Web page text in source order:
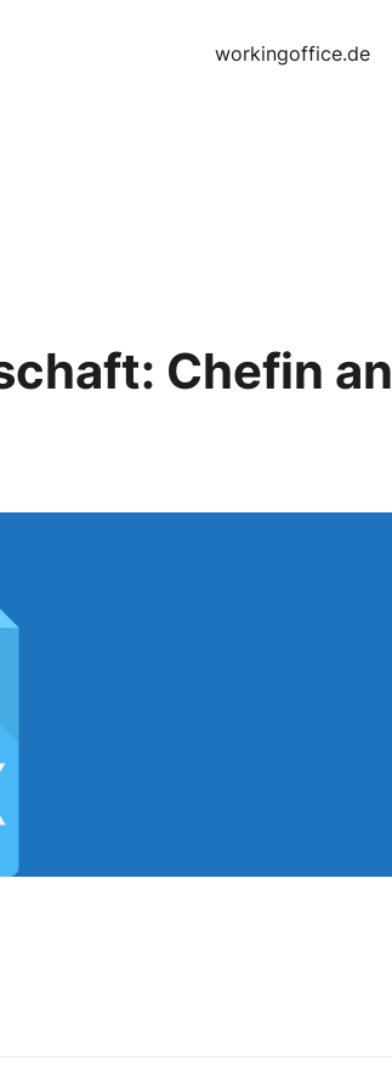
workingoffice.de
Chefin an